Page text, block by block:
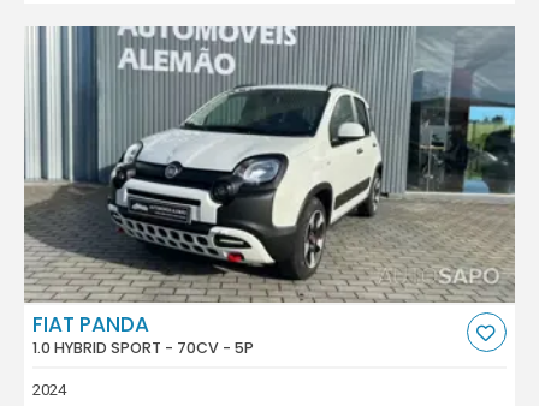
FIAT PANDA
1.0 HYBRID SPORT - 70CV - 5P
2024